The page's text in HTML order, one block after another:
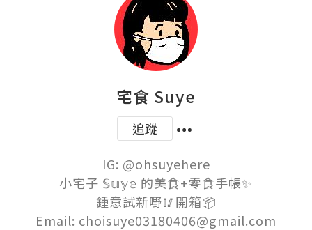
宅食 Suye
追蹤
IG: @ohsuyehere
小宅子 𝕊𝕦𝕪𝕖 的美食+零食手帳✨
鍾意試新嘢🥢開箱📦
Email: choisuye03180406@gmail.com